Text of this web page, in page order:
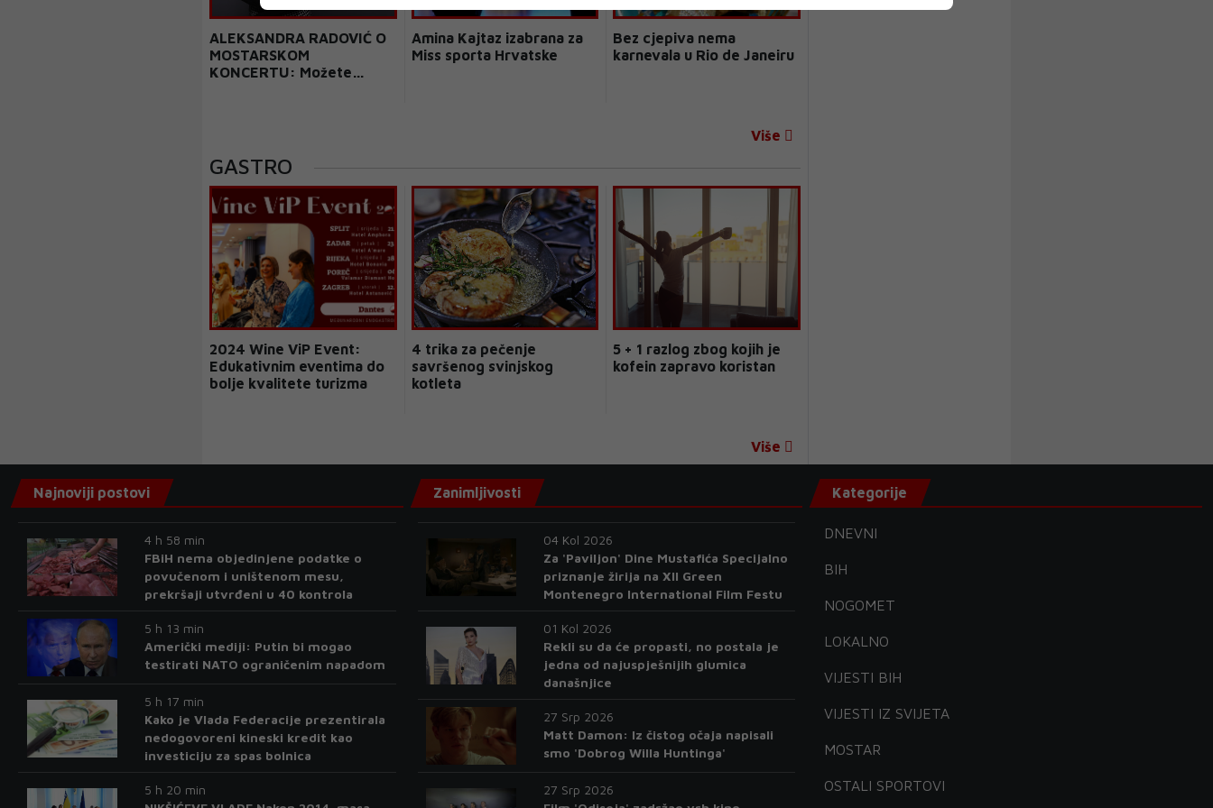
ALEKSANDRA RADOVIĆ O
MOSTARSKOM
KONCERTU: Možete
Amina Kajtaz izabrana za
Miss sporta Hrvatske
Bez cjepiva nema
karnevala u Rio de Janeiru
Više
GASTRO
2024 Wine ViP Event:
Edukativnim eventima do
bolje kvalitete turizma
4 trika za pečenje
savršenog svinjskog
kotleta
5 + 1 razlog zbog kojih je
kofein zapravo koristan
Više
Najnoviji postovi
4 h 58 min
FBiH nema objedinjene podatke o
povučenom i uništenom mesu,
prekršaji utvrđeni u 40 kontrola
5 h 13 min
Američki mediji: Putin bi mogao
testirati NATO ograničenim napadom
5 h 17 min
Kako je Vlada Federacije prezentirala
nedogovoreni kineski kredit kao
investiciju za spas bolnica
5 h 20 min
Zanimljivosti
04 Kol 2026
Za 'Paviljon' Dine Mustafića Specijalno
priznanje žirija na XII Green
Montenegro International Film Festu
01 Kol 2026
Rekli su da će propasti, no postala je
jedna od najuspješnijih glumica
današnjice
27 Srp 2026
Matt Damon: Iz čistog očaja napisali
smo 'Dobrog Willa Huntinga'
27 Srp 2026
Kategorije
DNEVNI
BIH
NOGOMET
LOKALNO
VIJESTI BIH
VIJESTI IZ SVIJETA
MOSTAR
OSTALI SPORTOVI